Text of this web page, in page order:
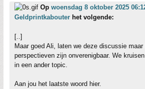
Op woensdag 8 oktober 2025
Geldprintkabouter het volgende:
[..]
Maar goed Ali, laten we deze discussie
perspectieven zijn onverenigbaar. We
in een ander topic.
Aan jou het laatste woord hier.